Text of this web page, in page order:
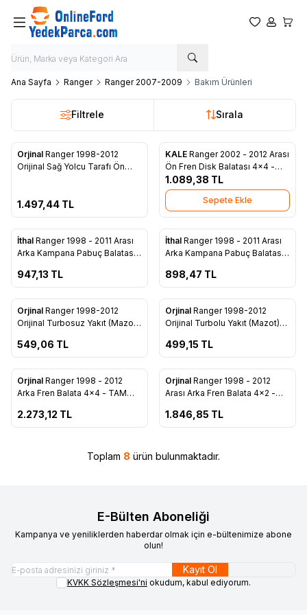
Favorilerim
Hesabım
Ana Sayfa Ranger Ranger 2007-2009 Bakım Ürünleri
Filtrele Sırala
Favorilere Ekle
Orjinal Ranger 1998-2012
Orijinal Sağ Yolcu Tarafı Ön
1.497,44 TL
Favorilere Ekle
KALE Ranger 2002 - 2012 Arası
Ön Fren Disk Balatası 4x4 -
3M35 2001 FA
1.089,38 TL
Sepete Ekle
Favorilere Ekle
İthal Ranger 1998 - 2011 Arası
Arka Kampana Pabuç Balatası
947,13 TL
Favorilere Ekle
Tükendi
İthal Ranger 1998 - 2011 Arası
Arka Kampana Pabuç Balatası
898,47 TL
Favorilere Ekle
Orjinal Ranger 1998-2012
Orijinal Turbosuz Yakıt (Mazot)
549,06 TL
Favorilere Ekle
Tükendi
Orjinal Ranger 1998-2012
Orijinal Turbolu Yakıt (Mazot)
499,15 TL
Favorilere Ekle
Orjinal Ranger 1998 - 2012
Arka Fren Balata 4x4 - TAM
2.273,12 TL
Favorilere Ekle
Tükendi
Orjinal Ranger 1998 - 2012
Arası Arka Fren Balata 4x2 -
1.846,85 TL
Toplam 8 ürün bulunmaktadır.
E-Bülten Aboneliği
Kampanya ve yeniliklerden haberdar olmak için e-bültenimize abone
olun!
Kayıt Ol
KVKK Sözleşmesi'ni okudum, kabul ediyorum.